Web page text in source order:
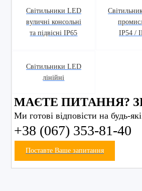
Світильники LED
вуличні консольні
та підвісні IP65
IP54 /
Світильники LED
лінійні
МАЄТЕ ПИТАННЯ?
Ми готові відповісти на будь-
+38 (067) 353-81-40
Поставте Ваше запитання